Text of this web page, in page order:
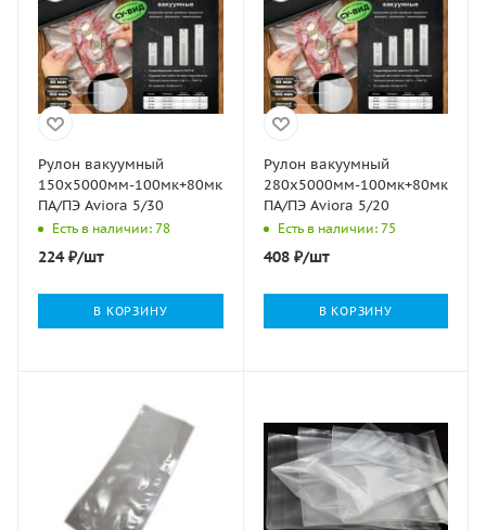
Рулон вакуумный
150х5000мм-100мк+80мкм
ПА/ПЭ Aviora 5/30
Есть в наличии: 78
224₽/шт
В КОРЗИНУ
Рулон вакуумный
280х5000мм-100мк+80мкм
ПА/ПЭ Aviora 5/20
Есть в наличии: 75
408₽/шт
В КОРЗИНУ